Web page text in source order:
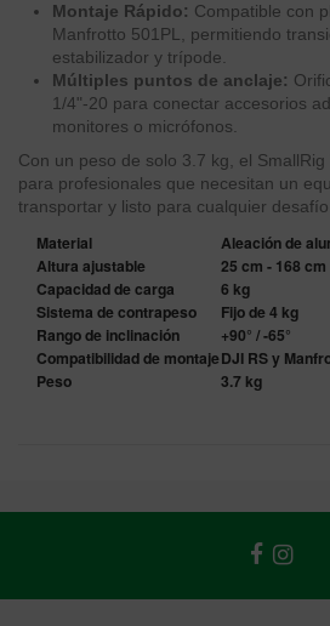
Montaje Rápido: Compatible con
Manfrotto 501PL, permitiendo
estabilizador y trípode.
Múltiples puntos de anclaje:
1/4"-20 para conectar accesorios
monitores o micrófonos.
Con un peso de solo 3.7 kg, el
para profesionales que necesitan un
transportar y listo para cualquier desafío
Material
Aleación de
Altura ajustable
25 cm - 168 cm
Capacidad de carga
6 kg
Sistema de contrapeso
Fijo de 4 kg
Rango de inclinación
+90° / -65°
Compatibilidad de montajeDJI RS y
Peso
3.7 kg